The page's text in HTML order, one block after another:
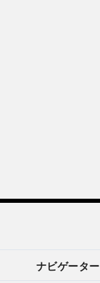
ナビゲーター